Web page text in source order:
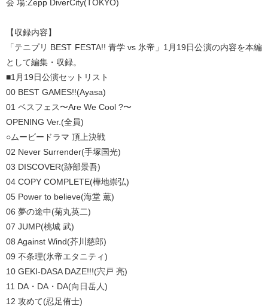
会 場:Zepp DiverCity(TOKYO)
【収録内容】
「テニプリ BEST FESTA!! 青学 vs 氷帝」1月19日公演の内容を本編
として編集・収録。
■1月19日公演セットリスト
00 BEST GAMES!!(Ayasa)
01 ベスフェス〜Are We Cool ?〜
OPENING Ver.(全員)
○ムービードラマ 頂上決戦
02 Never Surrender(手塚国光)
03 DISCOVER(跡部景吾)
04 COPY COMPLETE(樺地崇弘)
05 Power to believe(海堂 薫)
06 夢の途中(菊丸英二)
07 JUMP(桃城 武)
08 Against Wind(芥川慈郎)
09 不条理(氷帝エタニティ)
10 GEKI-DASA DAZE!!!(宍戸 亮)
11 DA・DA・DA(向日岳人)
12 攻めて(忍足侑士)